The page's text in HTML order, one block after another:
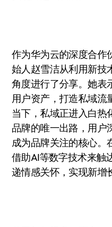
作为华为云的深度合作
始人赵雪洁从利用新技
角度进行了分享。她表
用户资产，打造私域流
当下，私域正进入白热
品牌的唯一出路，用户
成为品牌关注的核心。
借助AI等数字技术来触
递情感关怀，实现新增